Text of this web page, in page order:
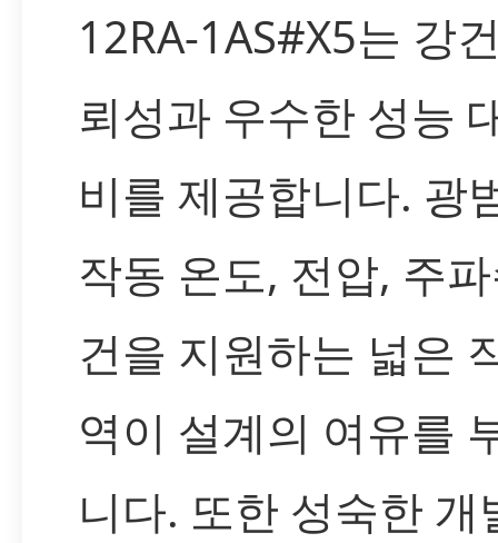
12RA-1AS#X5는 강
뢰성과 우수한 성능
비를 제공합니다. 광
작동 온도, 전압, 주
건을 지원하는 넓은
역이 설계의 여유를
니다. 또한 성숙한 개